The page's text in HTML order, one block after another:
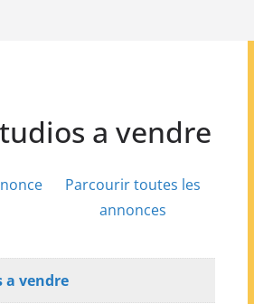
a vendre
Parcourir toutes les
annonces
vendre